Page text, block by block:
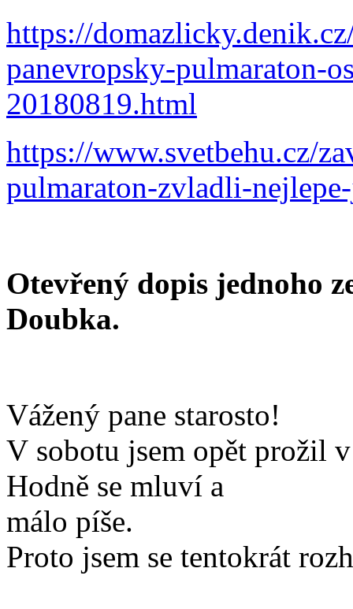
https://
panevropsky-pulmaraton-
20180819.html
https://www.svetbehu.cz/
pulmaraton-zvladli-
Otevřený dopis jednoho
Doubka.
Vážený pane starosto!
V sobotu jsem opět prožil
Hodně se mluví a
málo píše.
Proto jsem se tentokrát